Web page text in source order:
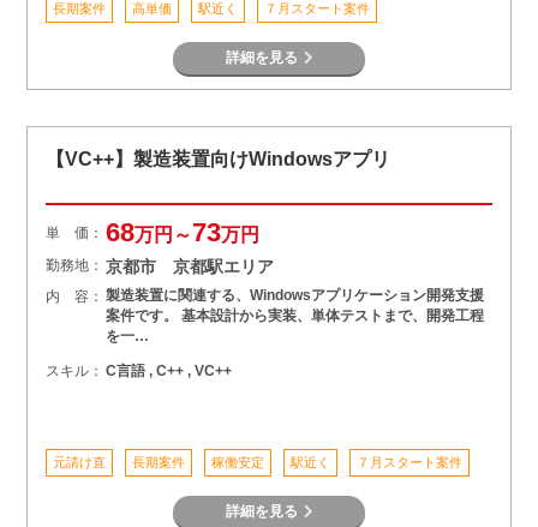
長期案件 高単価 駅近く ７月スタート案件
詳細を見る
【VC++】製造装置向けWindowsアプリ
単 価： 68万円～73万円
勤務地： 京都市 京都駅エリア
内 容： 製造装置に関連する、Windowsアプリケーション開発支援
案件です。 基本設計から実装、単体テストまで、開発工程
を一…
スキル： C言語 , C++ , VC++
元請け直 長期案件 稼働安定 駅近く ７月スタート案件
詳細を見る